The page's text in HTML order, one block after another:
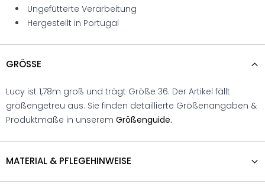
Ungefütterte Verarbeitung
Hergestellt in Portugal
GRÖSSE
Lucy ist 1,78m groß und trägt Größe 36. Der Artikel fällt
größengetreu aus. Sie finden detaillierte Größenangaben &
Produktmaße in unserem Größenguide.
MATERIAL & PFLEGEHINWEISE